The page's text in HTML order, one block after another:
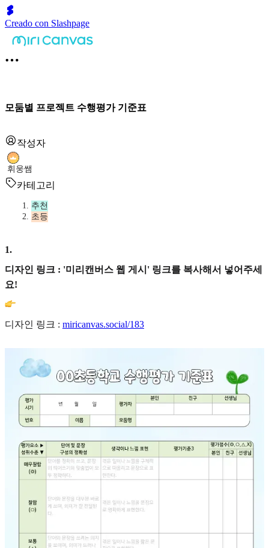
Creado con Slashpage
모둠별 프로젝트 수행평가 기준표
작성자
휘웅쌤
카테고리
추천
초등
1.
디자인 링크 : '미리캔버스 웹 게시' 링크를 복사해서 넣어주세
요!
디자인 링크 : miricanvas.social/183